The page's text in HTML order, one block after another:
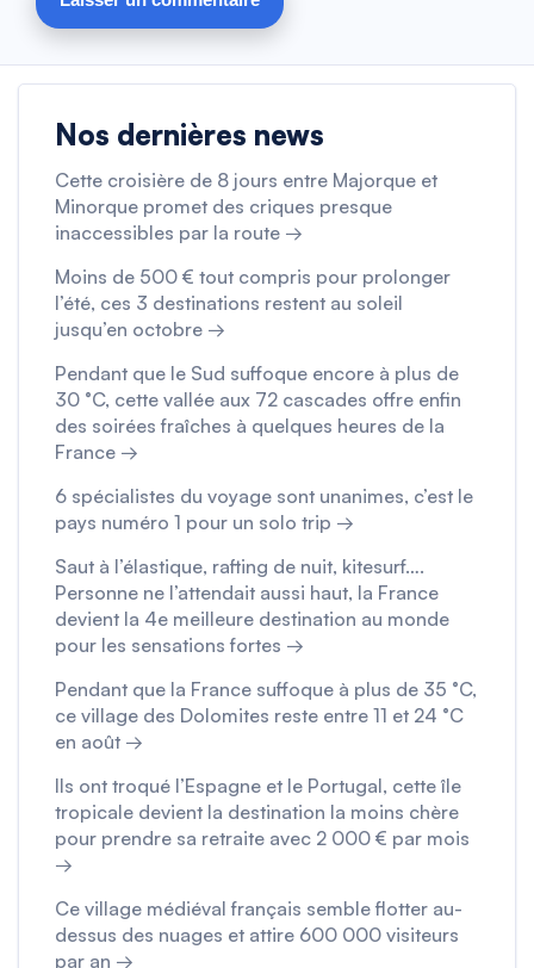
Nos dernières news
Cette croisière de 8 jours entre Majorque et
Minorque promet des criques presque
inaccessibles par la route →
Moins de 500 € tout compris pour prolonger
l’été, ces 3 destinations restent au soleil
jusqu’en octobre →
Pendant que le Sud suffoque encore à plus de
30 °C, cette vallée aux 72 cascades offre enfin
des soirées fraîches à quelques heures de la
France →
6 spécialistes du voyage sont unanimes, c’est le
pays numéro 1 pour un solo trip →
Saut à l’élastique, rafting de nuit, kitesurf….
Personne ne l’attendait aussi haut, la France
devient la 4e meilleure destination au monde
pour les sensations fortes →
Pendant que la France suffoque à plus de 35 °C,
ce village des Dolomites reste entre 11 et 24 °C
en août →
Ils ont troqué l’Espagne et le Portugal, cette île
tropicale devient la destination la moins chère
pour prendre sa retraite avec 2 000 € par mois
→
Ce village médiéval français semble flotter au-
dessus des nuages et attire 600 000 visiteurs
par an →